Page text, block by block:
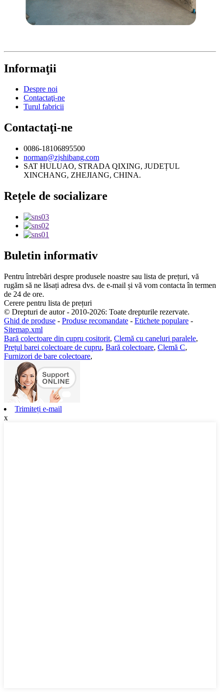
Informaţii
Despre noi
Contactaţi-ne
Turul fabricii
Contactaţi-ne
0086-18106895500
norman@zjshibang.com
SAT HULUAO, STRADA QIXING, JUDEȚUL
XINCHANG, ZHEJIANG, CHINA.
Rețele de socializare
Buletin informativ
Pentru întrebări despre produsele noastre sau lista de prețuri, vă
rugăm să ne lăsați adresa dvs. de e-mail și vă vom contacta în termen
de 24 de ore.
Cerere pentru lista de prețuri
© Drepturi de autor - 2010-2026: Toate drepturile rezervate.
Ghid de produse - Produse recomandate - Etichete populare -
Sitemap.xml
Bară colectoare din cupru cositorit, Clemă cu caneluri paralele,
Prețul barei colectoare de cupru, Bară colectoare, Clemă C,
Furnizori de bare colectoare,
Trimiteți e-mail
x